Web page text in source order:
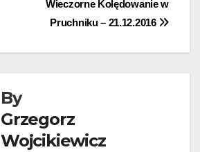
Wieczorne Kolędowanie w
Pruchniku – 21.12.2016
By
Grzegorz
Wojcikiewicz